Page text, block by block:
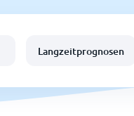
Langzeitprognosen